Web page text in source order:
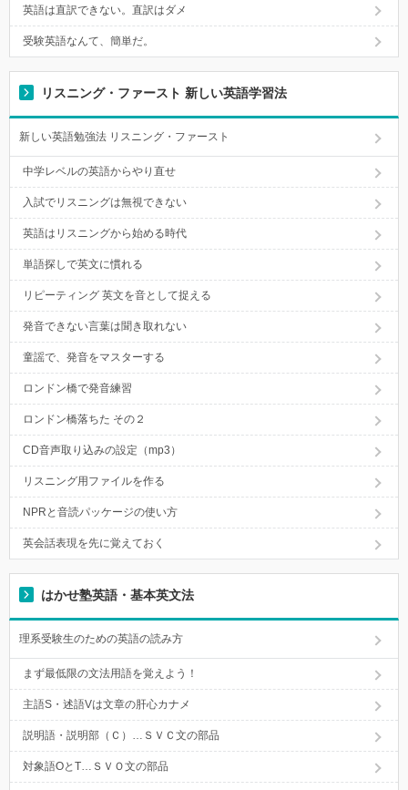
英語は直訳できない。直訳はダメ
受験英語なんて、簡単だ。
リスニング・ファースト 新しい英語学習法
新しい英語勉強法 リスニング・ファースト
中学レベルの英語からやり直せ
入試でリスニングは無視できない
英語はリスニングから始める時代
単語探しで英文に慣れる
リピーティング 英文を音として捉える
発音できない言葉は聞き取れない
童謡で、発音をマスターする
ロンドン橋で発音練習
ロンドン橋落ちた その２
CD音声取り込みの設定（mp3）
リスニング用ファイルを作る
NPRと音読パッケージの使い方
英会話表現を先に覚えておく
はかせ塾英語・基本英文法
理系受験生のための英語の読み方
まず最低限の文法用語を覚えよう！
主語S・述語Vは文章の肝心カナメ
説明語・説明部（Ｃ）…ＳＶＣ文の部品
対象語OとT…ＳＶＯ文の部品